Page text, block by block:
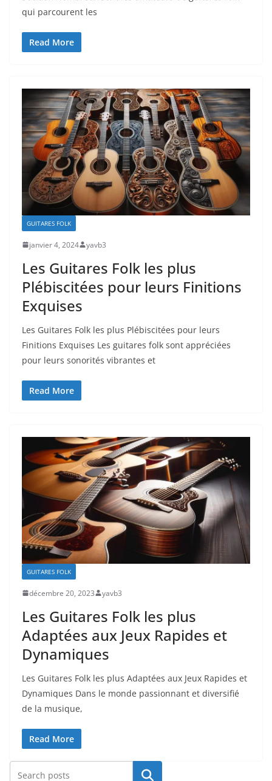
⁤qui parcourent les
Read More
GUITARES FOLK
janvier 4, 2024 yavb3
Les Guitares Folk les plus
Plébiscitées pour leurs Finitions
Exquises
Les Guitares Folk‍ les‌ plus ⁣Plébiscitées pour leurs
Finitions Exquises Les guitares folk sont appréciées
pour leurs ⁢sonorités vibrantes et
Read More
GUITARES FOLK
décembre 20, 2023 yavb3
Les Guitares Folk les plus
Adaptées aux Jeux Rapides et
Dynamiques
Les Guitares⁣ Folk les plus Adaptées aux Jeux Rapides⁣ et
Dynamiques Dans le monde‍ passionnant et diversifié
de la musique,
Read More
Rechercher